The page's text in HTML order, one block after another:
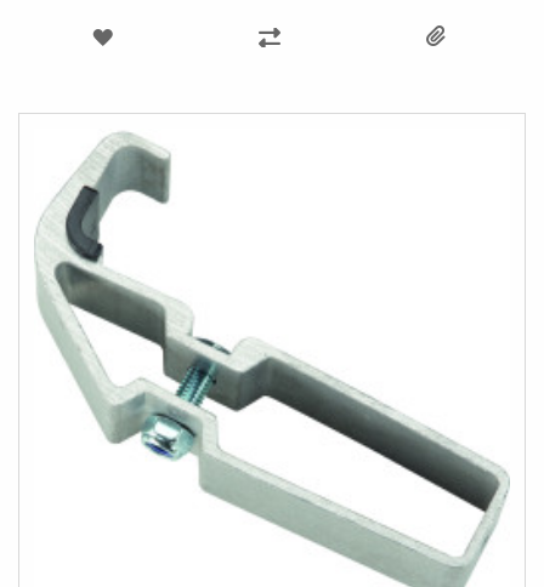
LÄGG
I
ÖNSKELISTA
LÄGG
I